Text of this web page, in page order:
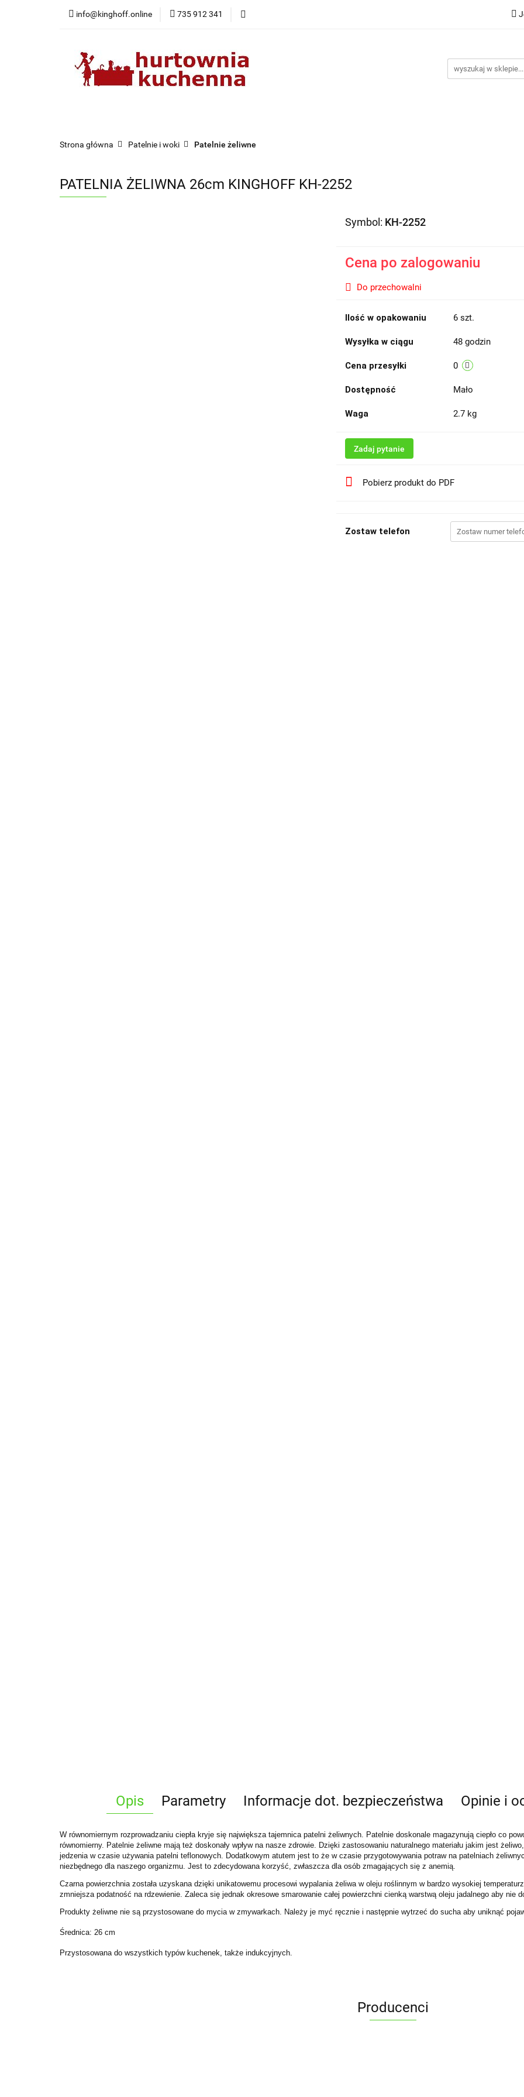
info@kinghoff.online 735 912 341
Kategorie
Strona główna Patelnie i woki Patelnie żeliwne
PATELNIA ŻELIWNA 26cm KINGHOFF KH-2252
Symbol: KH-2252
Cena po zalogowaniu
Do przechowalni
Ilość w opakowaniu 6 szt.
Wysyłka w ciągu 48 godzin
Cena przesyłki 0
Dostępność Mało
Waga 2.7 kg
Zadaj pytanie
Pobierz produkt do PDF
Zostaw telefon
Opis Parametry Informacje dot. bezpieczeństwa Opinie i
W równomiernym rozprowadzaniu ciepła kryje się największa tajemnica patelni żeliwnych. Patelnie doskonale magazynują ciepło co
równomierny. Patelnie żeliwne mają też doskonały wpływ na nasze zdrowie. Dzięki zastosowaniu naturalnego materiału jakim jest
jedzenia w czasie używania patelni teflonowych. Dodatkowym atutem jest to że w czasie przygotowywania potraw na patelniach
niezbędnego dla naszego organizmu. Jest to zdecydowana korzyść, zwłaszcza dla osób zmagających się z anemią.
Czarna powierzchnia została uzyskana dzięki unikatowemu procesowi wypalania żeliwa w oleju roślinnym w bardzo wysokiej
zmniejsza podatność na rdzewienie. Zaleca się jednak okresowe smarowanie całej powierzchni cienką warstwą oleju jadalnego aby nie
Produkty żeliwne nie są przystosowane do mycia w zmywarkach. Należy je myć ręcznie i następnie wytrzeć do sucha aby uniknąć
Średnica: 26 cm
Przystosowana do wszystkich typów kuchenek, także indukcyjnych.
Producenci